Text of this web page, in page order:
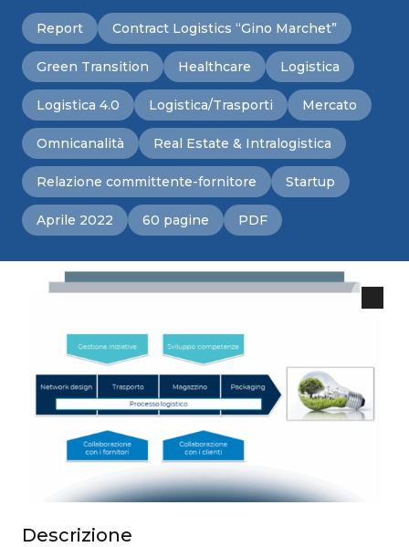
Report Contract Logistics “Gino Marchet”
Green Transition Healthcare Logistica
Logistica 4.0 Logistica/Trasporti Mercato
Omnicanalità Real Estate & Intralogistica
Relazione committente-fornitore Startup
Aprile 2022 60 pagine PDF
Descrizione